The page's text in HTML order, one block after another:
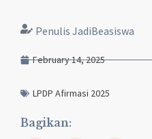
Penulis JadiBeasiswa
February 14, 2025
LPDP Afirmasi 2025
Bagikan: